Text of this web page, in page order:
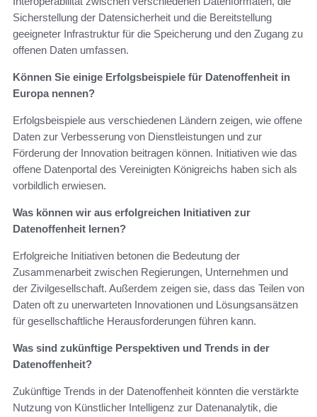
Sicherstellung der Datensicherheit und die Bereitstellung
geeigneter Infrastruktur für die Speicherung und den Zugang zu
offenen Daten umfassen.
Können Sie einige Erfolgsbeispiele für Datenoffenheit in
Europa nennen?
Erfolgsbeispiele aus verschiedenen Ländern zeigen, wie offene
Daten zur Verbesserung von Dienstleistungen und zur
Förderung der Innovation beitragen können. Initiativen wie das
offene Datenportal des Vereinigten Königreichs haben sich als
vorbildlich erwiesen.
Was können wir aus erfolgreichen Initiativen zur
Datenoffenheit lernen?
Erfolgreiche Initiativen betonen die Bedeutung der
Zusammenarbeit zwischen Regierungen, Unternehmen und
der Zivilgesellschaft. Außerdem zeigen sie, dass das Teilen von
Daten oft zu unerwarteten Innovationen und Lösungsansätzen
für gesellschaftliche Herausforderungen führen kann.
Was sind zukünftige Perspektiven und Trends in der
Datenoffenheit?
Zukünftige Trends in der Datenoffenheit könnten die verstärkte
Nutzung von Künstlicher Intelligenz zur Datenanalytik, die